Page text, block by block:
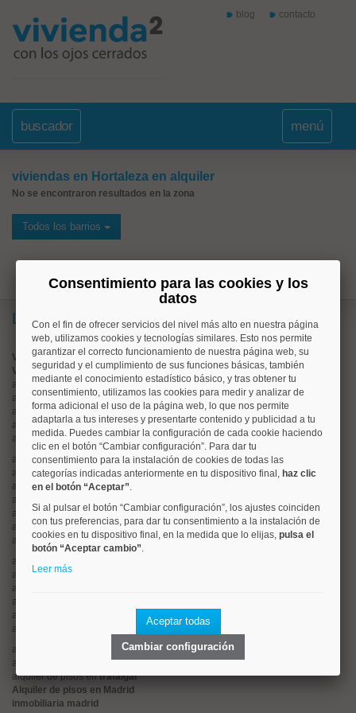
blog contacto
buscador menú
viviendas en Hortaleza en alquiler
No se encontraron resultados en la zona
Todos los barrios
Lo más buscado
Valorar vivienda online
Vender piso
alquiler de pisos encentro
alquiler de pisos enchamartín
alquiler de pisos en chamberí
alquiler de pisos enciudad lineal
alquiler de pisos enmoncloa
alquiler de pisos en salamanca
alquiler de pisos entetuán
alquiler de pisos enrios rosas
alquiler de pisos en
alquiler de pisos encuatro caminos
alquiler de pisos enel viso
alquiler de pisos enretiro
alquiler de pisos en
alquiler de pisos en
alquiler de pisos en
alquiler de pisos en
alquiler de pisos en
alquiler de pisos en
alquiler de pisos en
malasaña
alquiler de pisos en
estrella
alquiler de pisos entrafalgar
Alquiler de pisos en Madrid
inmobiliaria madrid
Consentimiento para las cookies y los
datos
Con el fin de ofrecer servicios del nivel más alto en nuestra página
web, utilizamos cookies y tecnologías similares. Esto nos permite
garantizar el correcto funcionamiento de nuestra página web, su
seguridad y el cumplimiento de sus funciones básicas, también
mediante el conocimiento estadístico básico, y tras obtener tu
consentimiento, utilizamos las cookies para medir y analizar de
forma adicional el uso de la página web, lo que nos permite
adaptarla a tus intereses y presentarte contenido y publicidad a tu
medida. Puedes cambiar la configuración de cada cookie haciendo
clic en el botón “Cambiar configuración”. Para dar tu
consentimiento para la instalación de cookies de todas las
categorías indicadas anteriormente en tu dispositivo final, haz clic
en el botón “Aceptar”.
Si al pulsar el botón “Cambiar configuración”, los ajustes coinciden
con tus preferencias, para dar tu consentimiento a la instalación de
cookies en tu dispositivo final, en la medida que lo elijas, pulsa el
botón “Aceptar cambio”.
Leer más
Aceptar todas
Cambiar configuración